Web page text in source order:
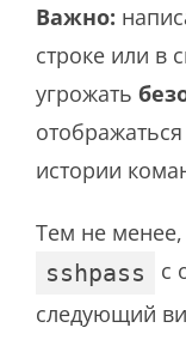
Важно:
строке или в
угрожать
истории
Тем не менее,
sshpass
с
следующий